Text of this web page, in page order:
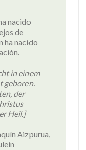
nacido
de
ha nacido
in einem
geboren.
der
Heil.]
Aizpurua,